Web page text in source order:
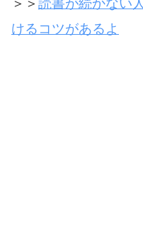
＞＞ 読書が続かない
けるコツがあるよ